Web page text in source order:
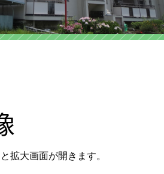
拡大画面が開きます。